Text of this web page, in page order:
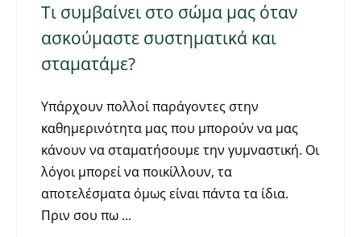
Τι συμβαίνει στο σώμα μας όταν
ασκούμαστε συστηματικά και
σταματάμε?
Υπάρχουν πολλοί παράγοντες στην
καθημερινότητα μας που μπορούν να μας
κάνουν να σταματήσουμε την γυμναστική. Οι
λόγοι μπορεί να ποικίλλουν, τα
αποτελέσματα όμως είναι πάντα τα ίδια.
Πριν σου πω